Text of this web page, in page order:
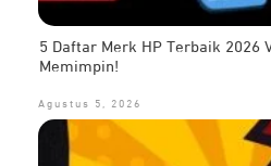
5 Daftar Merk HP Terbaik 2026
Memimpin!
Agustus 5, 2026